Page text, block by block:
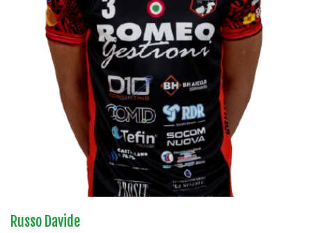
Russo Davide